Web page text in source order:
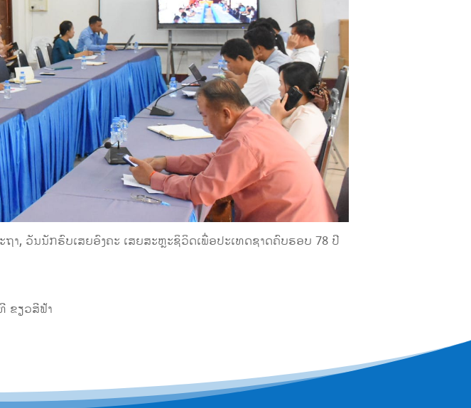
າ, ວັນນັກຮົບເສຍອົງຄະ ເສຍສະຫຼະຊິວິດເພື່ອປະເທດຊາດຄົບຮອບ 78 ປີ
ຟ້າ